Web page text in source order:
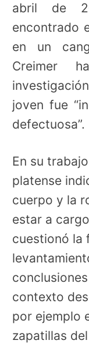
abril de
encontrado
en un
Creimer
joven fue
defectuosa”.
En su
platense
cuerpo y la
estar a
cuestionó la
contexto
por ejemplo
zapatillas